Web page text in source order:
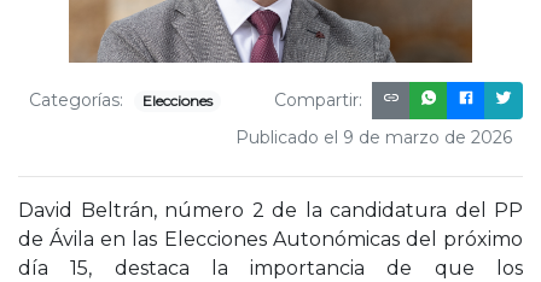
Categorías: Elecciones
Compartir:
Publicado el 9 de marzo de 2026
David Beltrán, número 2 de la candidatura del PP
de Ávila en las Elecciones Autonómicas del próximo
día 15, destaca la importancia de que los